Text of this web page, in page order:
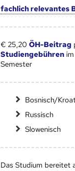
fachlich relevantes
€ 25,20 ÖH-Beitrag
Studiengebührenim
Semester
Bosnisch/
Russisch
Slowenisch
Das Studium bereitet